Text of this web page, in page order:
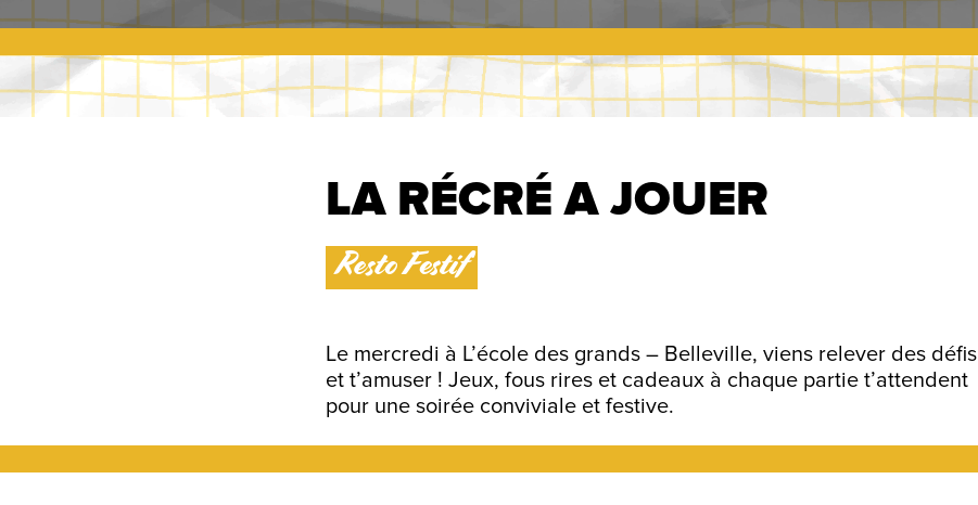
LA RÉCRÉ A JOUER
Resto Festif
Le mercredi à L’école des grands – Belleville, viens relever des défis
et t’amuser ! Jeux, fous rires et cadeaux à chaque partie t’attendent
pour une soirée conviviale et festive.